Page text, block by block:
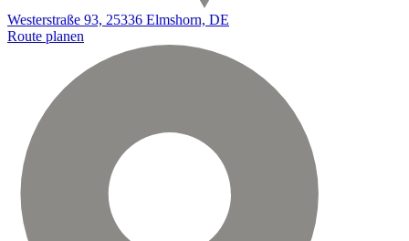
Westerstraße 93, 25336 Elmshorn, DE
Route planen